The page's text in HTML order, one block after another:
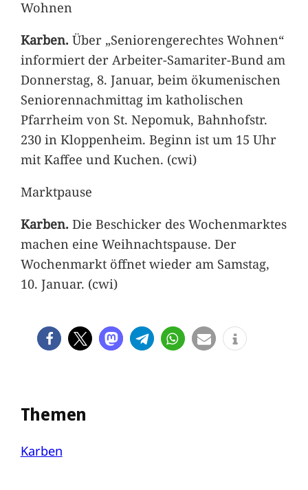
Wohnen
Karben.Über „Seniorengerechtes Wohnen“
informiert der Arbeiter-Samariter-Bund am
Donnerstag, 8. Januar, beim ökumenischen
Seniorennachmittag im katholischen
Pfarrheim von St. Nepomuk, Bahnhofstr.
230 in Kloppenheim. Beginn ist um 15 Uhr
mit Kaffee und Kuchen. (cwi)
Marktpause
Karben.Die Beschicker des Wochenmarktes
machen eine Weihnachtspause. Der
Wochenmarkt öffnet wieder am Samstag,
10. Januar. (cwi)
Themen
Karben